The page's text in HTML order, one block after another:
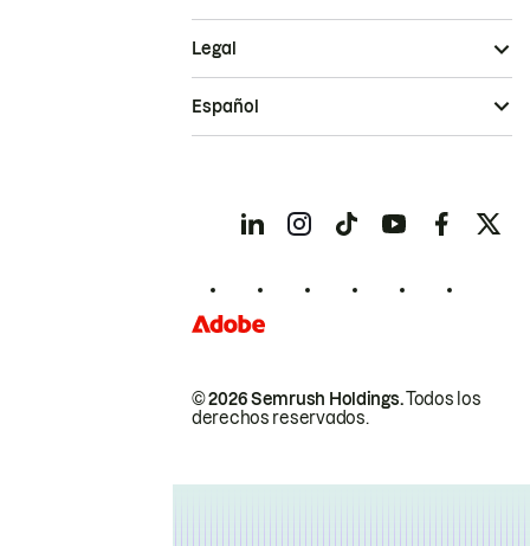
© 2026 Semrush Holdings.Todos los
derechos reservados.
Legal
Español